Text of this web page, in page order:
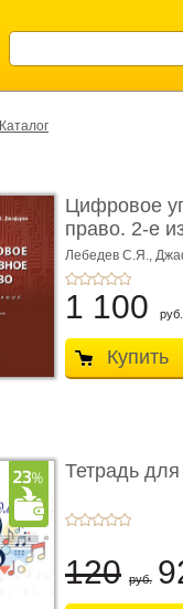
Каталог
Цифровое
право. 2-е
Монограф ...
Лебедев С.Я.,
1 100 руб.
Купить
Тетрадь для
120 руб.